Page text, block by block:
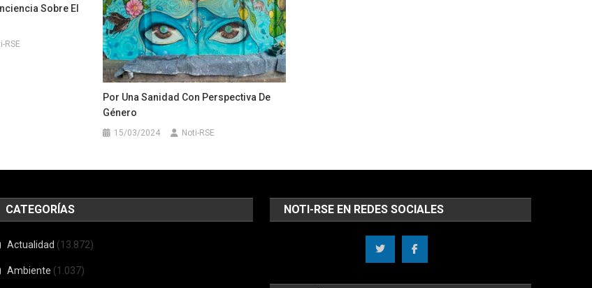
Sobre El
RSE
Por Una Sanidad Con Perspectiva De
Género
15/03/2024 Noti-RSE
CATEGORÍAS
Actualidad (13.872)
Ambiente (1.037)
NOTI-RSE EN REDES SOCIALES